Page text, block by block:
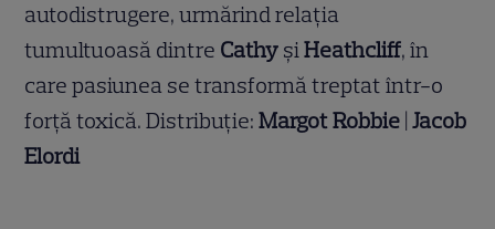
autodistrugere, urmărind relația
tumultuoasă dintre Cathy șiHeathcliff, în
care pasiunea se transformă treptat într-o
forță toxică. Distribuție:Margot Robbie |Jacob
Elordi